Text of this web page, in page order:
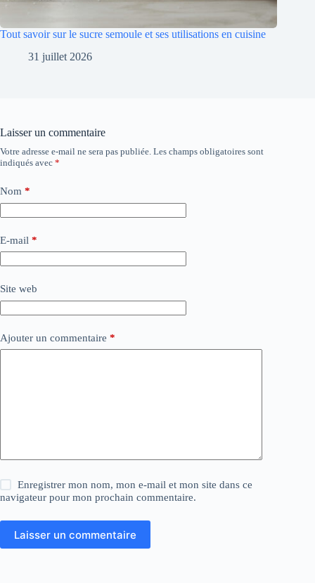
Tout savoir sur le sucre semoule et ses utilisations en cuisine
31 juillet 2026
Laisser un commentaire
Votre adresse e-mail ne sera pas publiée. Les champs obligatoires sont
indiqués avec *
Nom *
E-mail *
Site web
Ajouter un commentaire *
Enregistrer mon nom, mon e-mail et mon site dans ce
navigateur pour mon prochain commentaire.
Laisser un commentaire